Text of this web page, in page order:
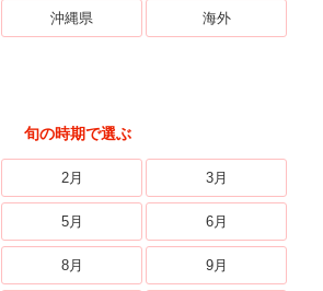
沖縄県 海外
旬の時期で選ぶ
2月 3月
5月 6月
8月 9月